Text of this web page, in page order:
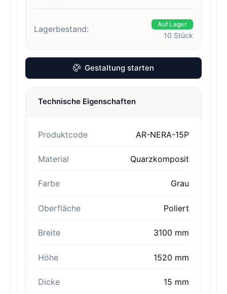
Lagerbestand: Auf Lager
10 Stück
Gestaltung starten
Technische Eigenschaften
Produktcode AR-NERA-15P
Material Quarzkomposit
Farbe Grau
Oberfläche Poliert
Breite 3100 mm
Höhe 1520 mm
Dicke 15 mm